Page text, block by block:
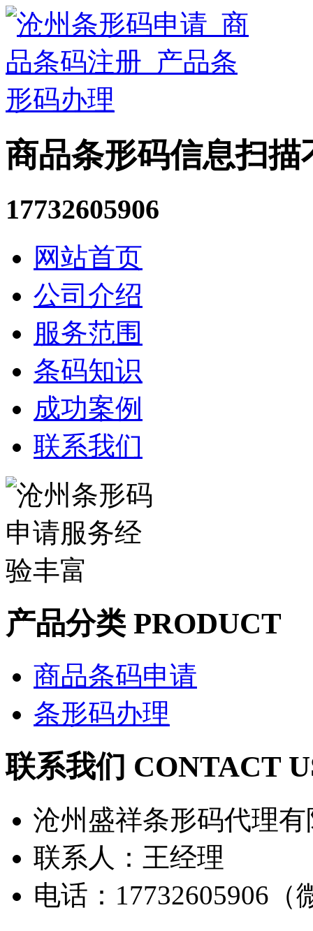
商品条形码信息扫
17732605906
网站首页
公司介绍
服务范围
条码知识
成功案例
联系我们
产品分类 PRODUCT
商品条码申请
条形码办理
联系我们 CONTACT
沧州盛祥条形码代理
联系人：王经理
电话：17732605906（